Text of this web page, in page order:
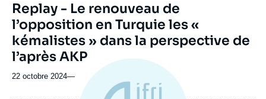
Replay - Le renouveau de
l’opposition en Turquie les «
kémalistes » dans la perspective de
l’après AKP
22 octobre 2024—